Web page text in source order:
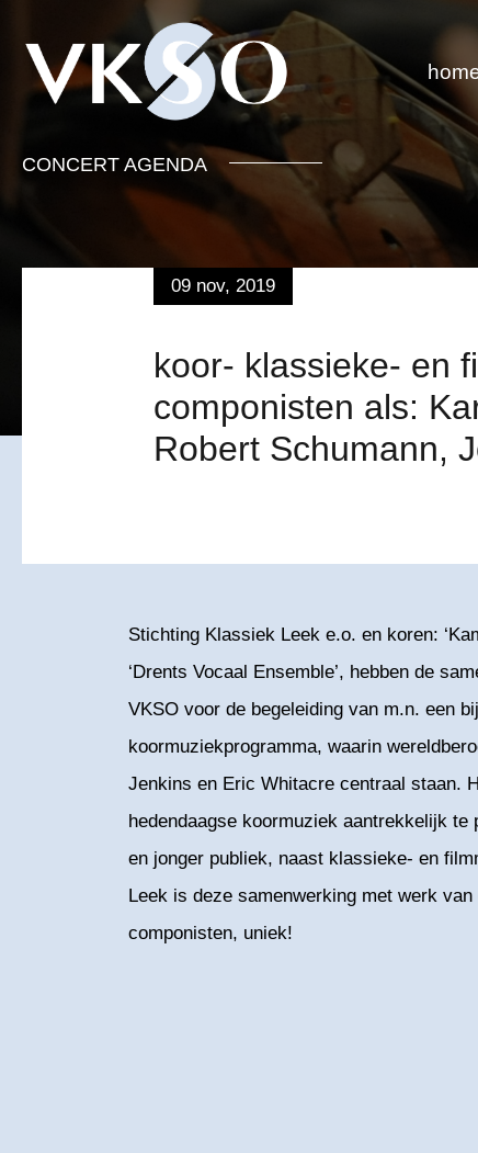
CONCERT AGENDA
09 nov, 2019
koor- klassieke- en
componisten als:
Robert Schumann,
Stichting Klassiek Leek e.o. en koren:
‘Drents Vocaal Ensemble’, hebben de
VKSO voor de begeleiding van m.n. een
koormuziekprogramma, waarin
Jenkins en Eric Whitacre centraal staan.
hedendaagse koormuziek aantrekkelijk te
en jonger publiek, naast klassieke- en
Leek is deze samenwerking met werk van
componisten, uniek!